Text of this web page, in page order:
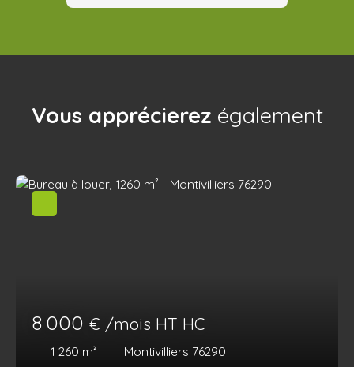
Vous apprécierez également
8 000 € /mois HT HC
1 260 m² Montivilliers 76290